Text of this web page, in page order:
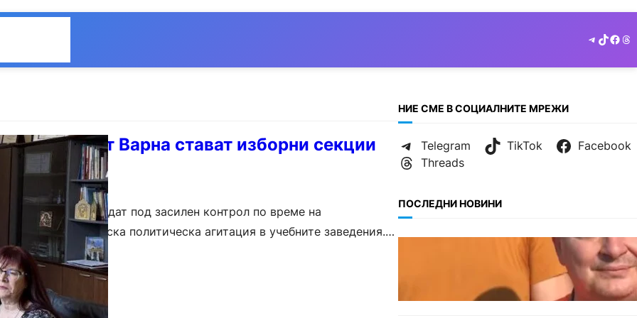
Telegram
TikTok
в област Варна стават изборни секции
област ще бъдат под засилен контрол по време на
за да не се допуска политическа агитация в учебните заведения.
на работна среща…
НИЕ СМЕ В СОЦИАЛНИТЕ МРЕЖИ
Telegram TikTok
Facebook
Threads
ПОСЛЕДНИ НОВИНИ
МЗХ: Ловните билети ще
могат да се издават онлайн